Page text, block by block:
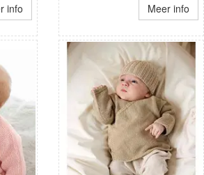
info Meer info